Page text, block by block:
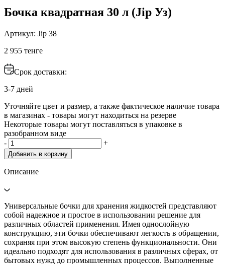
Бочка квадратная 30 л (Jip Уз)
Артикул: Jip 38
2 955 тенге
Срок доставки:
3-7 дней
Уточняйте цвет и размер, а также фактическое наличие товара
в магазинах - товары могут находиться на резерве
Некоторые товары могут поставляться в упаковке в
разобранном виде
-
+
Добавить в корзину
Описание
Универсальные бочки для хранения жидкостей представляют
собой надежное и простое в использовании решение для
различных областей применения. Имея однослойную
конструкцию, эти бочки обеспечивают легкость в обращении,
сохраняя при этом высокую степень функциональности. Они
идеально подходят для использования в различных сферах, от
бытовых нужд до промышленных процессов. Выполненные